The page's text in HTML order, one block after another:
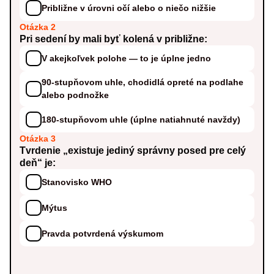
Približne v úrovni očí alebo o niečo nižšie
Otázka 2
Pri sedení by mali byť kolená v približne:
V akejkoľvek polohe — to je úplne jedno
90-stupňovom uhle, chodidlá opreté na podlahe
alebo podnožke
180-stupňovom uhle (úplne natiahnuté navždy)
Otázka 3
Tvrdenie „existuje jediný správny posed pre celý
deň“ je:
Stanovisko WHO
Mýtus
Pravda potvrdená výskumom